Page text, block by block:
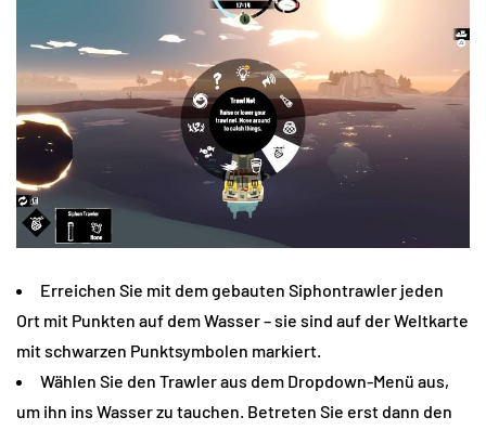
Erreichen Sie mit dem gebauten Siphontrawler jeden
Ort mit Punkten auf dem Wasser – sie sind auf der Weltkarte
mit schwarzen Punktsymbolen markiert.
Wählen Sie den Trawler aus dem Dropdown-Menü aus,
um ihn ins Wasser zu tauchen. Betreten Sie erst dann den